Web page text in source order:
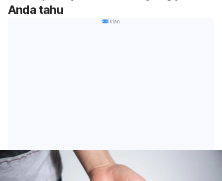
Anda tahu
Iklan